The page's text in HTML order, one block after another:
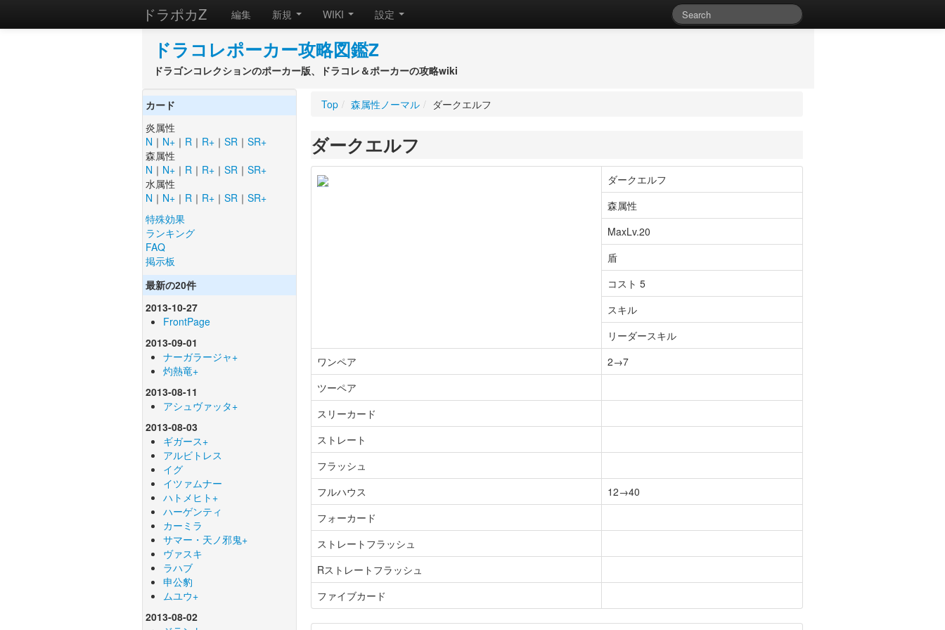
ドラポカZ 編集 新規 WIKI 設定
ドラコレポーカー攻略図鑑Z
ドラゴンコレクションのポーカー版、ドラコレ＆ポーカーの攻略wiki
カード
炎属性
N ｜ N+ ｜ R ｜ R+ ｜ SR ｜ SR+
森属性
N ｜ N+ ｜ R ｜ R+ ｜ SR ｜ SR+
水属性
N ｜ N+ ｜ R ｜ R+ ｜ SR ｜ SR+
特殊効果
ランキング
FAQ
掲示板
最新の20件
2013-10-27
FrontPage
2013-09-01
ナーガラージャ+
灼熱竜+
2013-08-11
アシュヴァッタ+
2013-08-03
ギガース+
アルビトレス
イグ
イツァムナー
ハトメヒト+
ハーゲンティ
カーミラ
サマー・天ノ邪鬼+
ヴァスキ
ラハブ
申公豹
ムユウ+
2013-08-02
Top / 森属性ノーマル / ダークエルフ
ダークエルフ
ダークエルフ
森属性
MaxLv.20
盾
コスト 5
スキル
リーダースキル
ワンペア
2→7
ツーペア
スリーカード
ストレート
フラッシュ
フルハウス
12→40
フォーカード
ストレートフラッシュ
Rストレートフラッシュ
ファイブカード